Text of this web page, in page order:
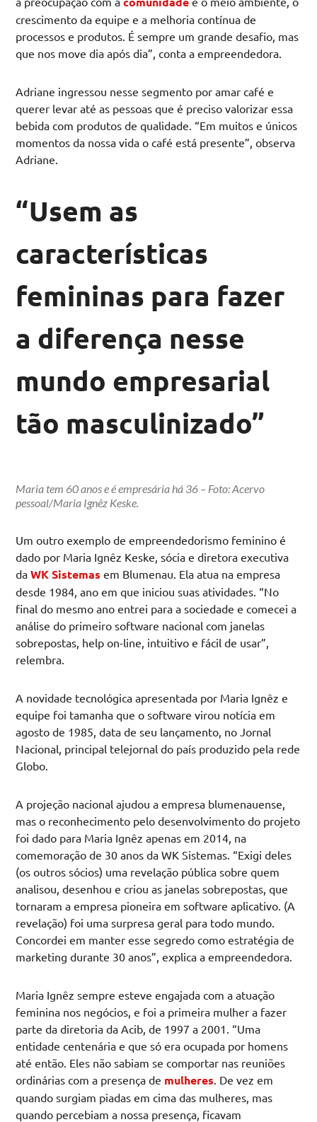
crescimento da equipe e a melhoria contínua de
processos e produtos. É sempre um grande desafio, mas
que nos move dia após dia”, conta a empreendedora.
Adriane ingressou nesse segmento por amar café e
querer levar até as pessoas que é preciso valorizar essa
bebida com produtos de qualidade. “Em muitos e únicos
momentos da nossa vida o café está presente”, observa
Adriane.
“Usem as
características
femininas para fazer
a diferença nesse
mundo empresarial
tão masculinizado”
Maria tem 60 anos e é empresária há 36 – Foto: Acervo
pessoal/Maria Ignêz Keske.
Um outro exemplo de empreendedorismo feminino é
dado por Maria Ignêz Keske, sócia e diretora executiva
daWK Sistemas em Blumenau. Ela atua na empresa
desde 1984, ano em que iniciou suas atividades. “No
final do mesmo ano entrei para a sociedade e comecei a
análise do primeiro software nacional com janelas
sobrepostas, help on-line, intuitivo e fácil de usar”,
relembra.
A novidade tecnológica apresentada por Maria Ignêz e
equipe foi tamanha que o software virou notícia em
agosto de 1985, data de seu lançamento, no Jornal
Nacional, principal telejornal do país produzido pela rede
Globo.
A projeção nacional ajudou a empresa blumenauense,
mas o reconhecimento pelo desenvolvimento do projeto
foi dado para Maria Ignêz apenas em 2014, na
comemoração de 30 anos da WK Sistemas. “Exigi deles
(os outros sócios) uma revelação pública sobre quem
analisou, desenhou e criou as janelas sobrepostas, que
tornaram a empresa pioneira em software aplicativo. (A
revelação) foi uma surpresa geral para todo mundo.
Concordei em manter esse segredo como estratégia de
marketing durante 30 anos”, explica a empreendedora.
Maria Ignêz sempre esteve engajada com a atuação
feminina nos negócios, e foi a primeira mulher a fazer
parte da diretoria da Acib, de 1997 a 2001. “Uma
entidade centenária e que só era ocupada por homens
até então. Eles não sabiam se comportar nas reuniões
ordinárias com a presença de mulheres . De vez em
quando surgiam piadas em cima das mulheres, mas
quando percebiam a nossa presença, ficavam